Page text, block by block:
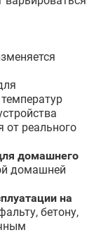
от реального
домашнего
домашней
на
бетону,